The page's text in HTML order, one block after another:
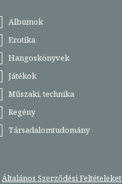
Albumok
Erotika
Hangoskönyvek
Játékok
Műszaki, technika
Regény
Társadalomtudomány
Általános Szerződési Feltételeket